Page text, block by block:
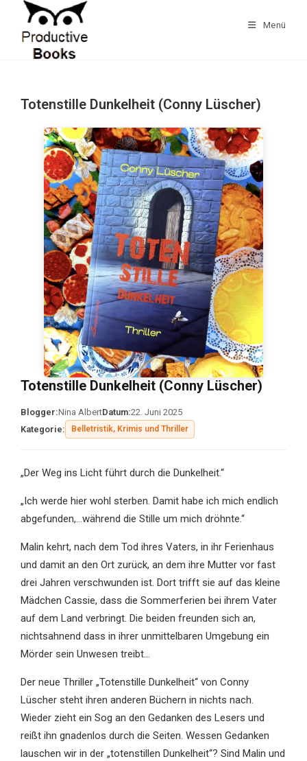
springen
Menü
Totenstille Dunkelheit (Conny Lüscher)
Totenstille Dunkelheit (Conny Lüscher)
Blogger:Nina AlbertDatum:22. Juni 2025
Kategorie:
Belletristik, Krimis und Thriller
„Der Weg ins Licht führt durch die Dunkelheit.“
„Ich werde hier wohl sterben. Damit habe ich mich endlich
abgefunden,…während die Stille um mich dröhnte.“
Malin kehrt, nach dem Tod ihres Vaters, in ihr Ferienhaus
und damit an den Ort zurück, an dem ihre Mutter vor fast
drei Jahren verschwunden ist. Dort trifft sie auf das kleine
Mädchen Cassie, dass die Sommerferien bei ihrem Vater
auf dem Land verbringt. Die beiden freunden sich an,
nichtsahnend dass in ihrer unmittelbaren Umgebung ein
Mörder sein Unwesen treibt…
Der neue Thriller „Totenstille Dunkelheit“ von Conny
Lüscher steht ihren anderen Büchern in nichts nach.
Wieder zieht ein Sog an den Gedanken des Lesers und
reißt ihn gnadenlos durch die Seiten. Wessen Gedanken
lauschen wir in der „totenstillen Dunkelheit“? Sind Malin und